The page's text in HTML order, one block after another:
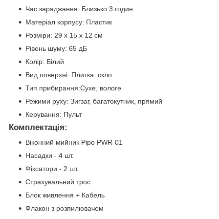
Час заряджання: Близько 3 годин
Матеріал корпусу: Пластик
Розміри: 29 x 15 x 12 см
Рівень шуму: 65 дБ
Колір: Білий
Вид поверхні: Плитка, скло
Тип прибирання:Сухе, вологе
Режими руху: Зигзаг, багатокутник, прямий
Керування: Пульт
Комплектація:
Віконний мийник Pipo PWR-01
Насадки - 4 шт.
Фіксатори - 2 шт.
Страхувальний трос
Блок живлення + Кабель
Флакон з розпилювачем